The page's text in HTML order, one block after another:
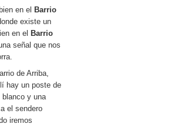
en el Barrio
existe un
en el Barrio
señal que nos
de Arriba,
hay un poste de
y una
el sendero
iremos